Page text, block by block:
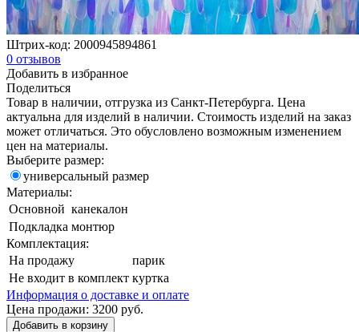
Штрих-код: 2000945894861
0 отзывов
Добавить в избранное
Поделиться
Товар в наличии, отгрузка из Санкт-Петербурга. Цена
актуальна для изделий в наличии. Стоимость изделий на заказ
может отличаться. Это обусловлено возможным изменением
цен на материалы.
Выберите размер:
универсальный размер
Материалы:
Основной канекалон
Подкладка монтюр
Комплектация:
На продажу
парик
Не входит в комплект куртка
Информация о доставке и оплате
Цена продажи: 3200 руб.
Добавить в корзину